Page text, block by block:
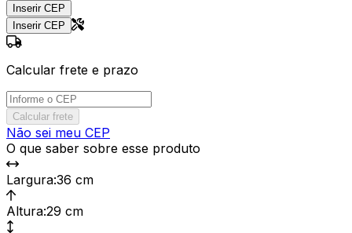
Inserir CEP
Inserir CEP
Calcular frete e prazo
Calcular frete
Não sei meu CEP
O que saber sobre esse produto
Largura:36 cm
Altura:29 cm